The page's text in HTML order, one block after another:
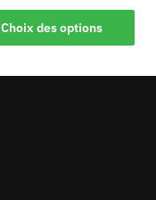
Choix des options